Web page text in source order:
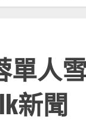
單人
新聞